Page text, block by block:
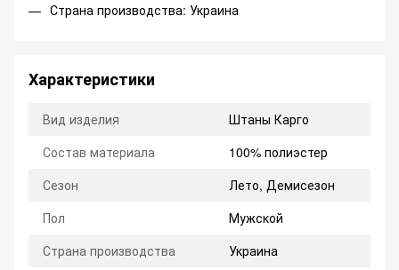
Страна производства: Украина
Характеристики
Вид изделия
Штаны Карго
Состав материала
100% полиэстер
Сезон
Лето, Демисезон
Пол
Мужской
Страна производства
Украина